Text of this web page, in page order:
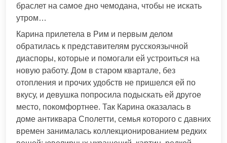
браслет на самое дно чемодана, чтобы не искать
утром…
Карина прилетела в Рим и первым делом
обратилась к представителям русскоязычной
диаспоры, которые и помогали ей устроиться на
новую работу. Дом в старом квартале, без
отопления и прочих удобств не пришелся ей по
вкусу, и девушка попросила подыскать ей другое
место, покомфортнее. Так Карина оказалась в
доме антиквара Сполетти, семья которого с давних
времен занималась коллекционированием редких